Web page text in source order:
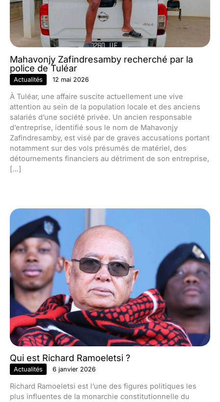
Mahavonjy Zafindresamby recherché par la
police de Tuléar
Actualités 12 mai 2026
À Tuléar, une affaire suscite actuellement une vive
attention au sein de la population locale et des anciens
salariés d’une société privée. Un ancien responsable
d’entreprise, identifié sous le nom de Mahavonjy
Zafindresamby, est visé par de graves accusations portant
notamment sur des vols présumés de matériel, des
détournements financiers au détriment de son entreprise,
[…]
Qui est Richard Ramoeletsi ?
Actualités 6 janvier 2026
Richard Ramoeletsi est l’une des figures politiques les
plus influentes de la monarchie constitutionnelle du